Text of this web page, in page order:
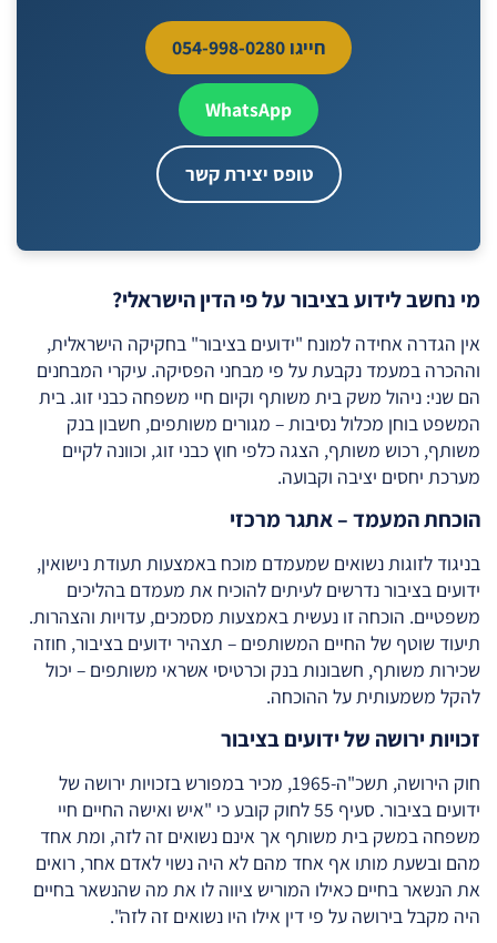
חייגו 054-998-0280
WhatsApp
טופס יצירת קשר
מי נחשב לידוע בציבור על פי הדין הישראלי?
אין הגדרה אחידה למונח "ידועים בציבור" בחקיקה הישראלית,
וההכרה במעמד נקבעת על פי מבחני הפסיקה. עיקרי המבחנים
הם שני: ניהול משק בית משותף וקיום חיי משפחה כבני זוג. בית
המשפט בוחן מכלול נסיבות – מגורים משותפים, חשבון בנק
משותף, רכוש משותף, הצגה כלפי חוץ כבני זוג, וכוונה לקיים
מערכת יחסים יציבה וקבועה.
הוכחת המעמד – אתגר מרכזי
בניגוד לזוגות נשואים שמעמדם מוכח באמצעות תעודת נישואין,
ידועים בציבור נדרשים לעיתים להוכיח את מעמדם בהליכים
משפטיים. הוכחה זו נעשית באמצעות מסמכים, עדויות והצהרות.
תיעוד שוטף של החיים המשותפים – תצהיר ידועים בציבור, חוזה
שכירות משותף, חשבונות בנק וכרטיסי אשראי משותפים – יכול
להקל משמעותית על ההוכחה.
זכויות ירושה של ידועים בציבור
חוק הירושה, תשכ"ה-1965, מכיר במפורש בזכויות ירושה של
ידועים בציבור. סעיף 55 לחוק קובע כי "איש ואישה החיים חיי
משפחה במשק בית משותף אך אינם נשואים זה לזה, ומת אחד
מהם ובשעת מותו אף אחד מהם לא היה נשוי לאדם אחר, רואים
את הנשאר בחיים כאילו המוריש ציווה לו את מה שהנשאר בחיים
היה מקבל בירושה על פי דין אילו היו נשואים זה לזה".